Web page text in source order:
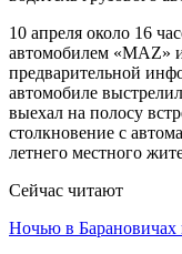
10 апреля около 16
автомобилем «MAZ»
предварительной
автомобиле
выехал на полосу
столкновение с
летнего местного
Сейчас читают
Ночью в